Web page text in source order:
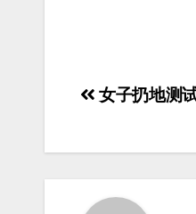
女子扔地测